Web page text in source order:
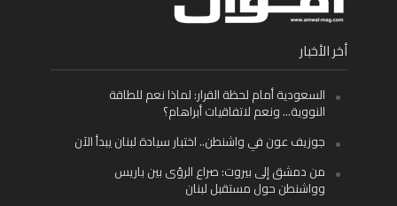
أخر الأخبار
السعودية أمام لحظة القرار: لماذا نعم للطاقة
النووية… ونعم لاتفاقيات أبراهام؟
جوزيف عون في واشنطن.. اختبار سيادة لبنان يبدأ الآن
من دمشق إلى بيروت: صراع الرؤى بين باريس
وواشنطن حول مستقبل لبنان